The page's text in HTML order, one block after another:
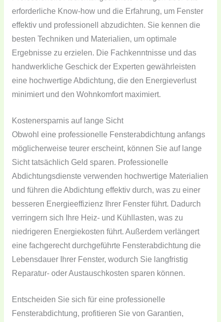
erforderliche Know-how und die Erfahrung, um Fenster
effektiv und professionell abzudichten. Sie kennen die
besten Techniken und Materialien, um optimale
Ergebnisse zu erzielen. Die Fachkenntnisse und das
handwerkliche Geschick der Experten gewährleisten
eine hochwertige Abdichtung, die den Energieverlust
minimiert und den Wohnkomfort maximiert.
Kostenersparnis auf lange Sicht
Obwohl eine professionelle Fensterabdichtung anfangs
möglicherweise teurer erscheint, können Sie auf lange
Sicht tatsächlich Geld sparen. Professionelle
Abdichtungsdienste verwenden hochwertige Materialien
und führen die Abdichtung effektiv durch, was zu einer
besseren Energieeffizienz Ihrer Fenster führt. Dadurch
verringern sich Ihre Heiz- und Kühllasten, was zu
niedrigeren Energiekosten führt. Außerdem verlängert
eine fachgerecht durchgeführte Fensterabdichtung die
Lebensdauer Ihrer Fenster, wodurch Sie langfristig
Reparatur- oder Austauschkosten sparen können.
Entscheiden Sie sich für eine professionelle
Fensterabdichtung, profitieren Sie von Garantien,